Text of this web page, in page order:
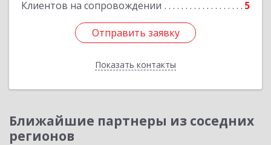
Клиентов на сопровождении 5
Отправить заявку
Показать контакты
Отправить заявку
Назад
Ближайшие партнеры из соседних
регионов